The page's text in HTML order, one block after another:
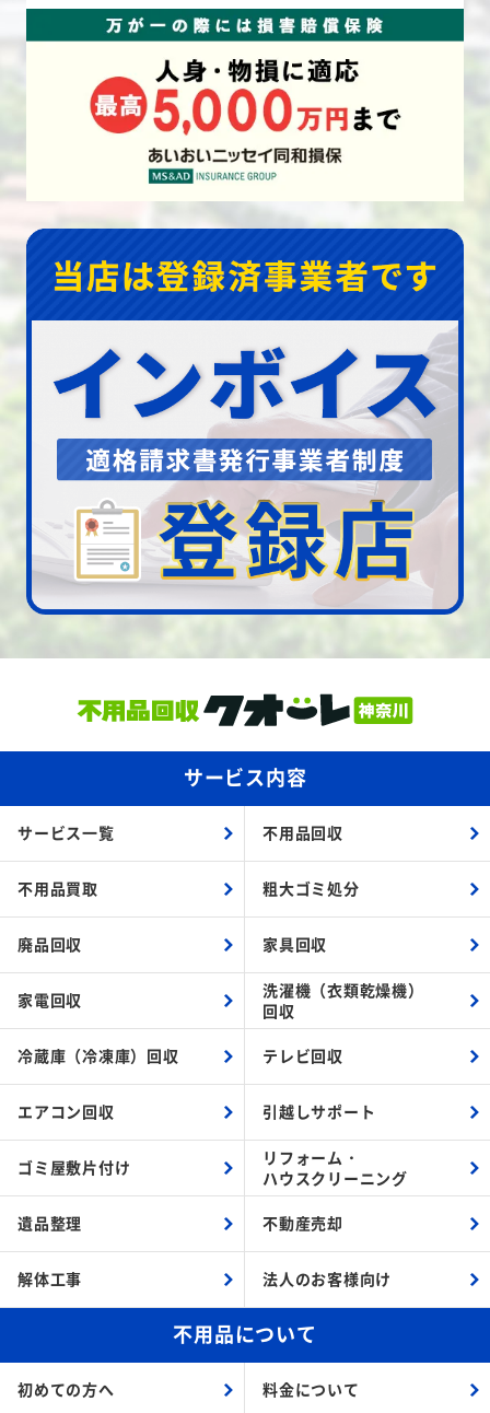
サービス内容
サービス一覧 不用品回収
不用品買取 粗大ゴミ処分
廃品回収 家具回収
家電回収
洗濯機（衣類乾燥機）
回収
冷蔵庫（冷凍庫）回収 テレビ回収
エアコン回収 引越しサポート
ゴミ屋敷片付け
リフォーム・
ハウスクリーニング
遺品整理 不動産売却
解体工事 法人のお客様向け
不用品について
初めての方へ 料金について